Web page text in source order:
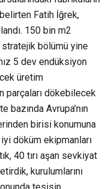
Fatih İğrek,
150 bin m2
bölümü yine
5 dev endüksiyon
üretim
parçaları dökebilecek
bazında Avrupa’nın
birisi konumuna
döküm ekipmanları
40 tırı aşan sevkiyat
kurulumlarını